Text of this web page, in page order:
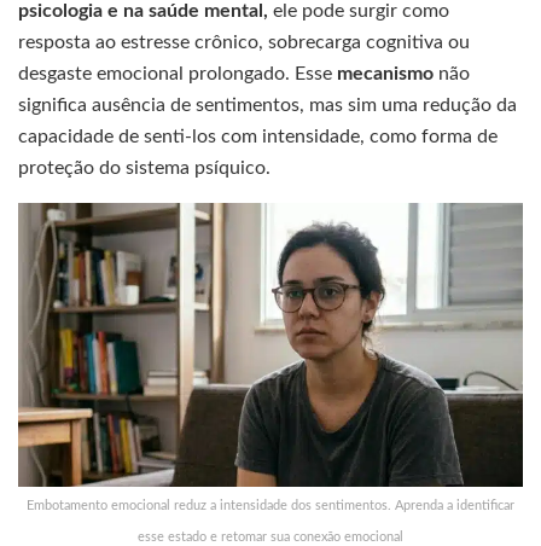
psicologia e na saúde mental, ele pode surgir como
resposta ao estresse crônico, sobrecarga cognitiva ou
desgaste emocional prolongado. Esse mecanismo não
significa ausência de sentimentos, mas sim uma redução da
capacidade de senti-los com intensidade, como forma de
proteção do sistema psíquico.
Embotamento emocional reduz a intensidade dos sentimentos. Aprenda a identificar
esse estado e retomar sua conexão emocional